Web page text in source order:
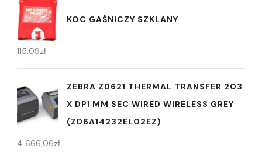
KOC GAŚNICZY SZKLANY
115,09zł
ZEBRA ZD621 THERMAL TRANSFER 203
X DPI MM SEC WIRED WIRELESS GREY
(ZD6A14232EL02EZ)
4 666,06zł